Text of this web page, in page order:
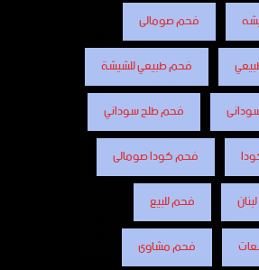
فحم صومالى
فحم طبيعي للشيشة
فحم طلح سوداني
فحم كودا صومالى
فحم للبيع
فحم مشاوى